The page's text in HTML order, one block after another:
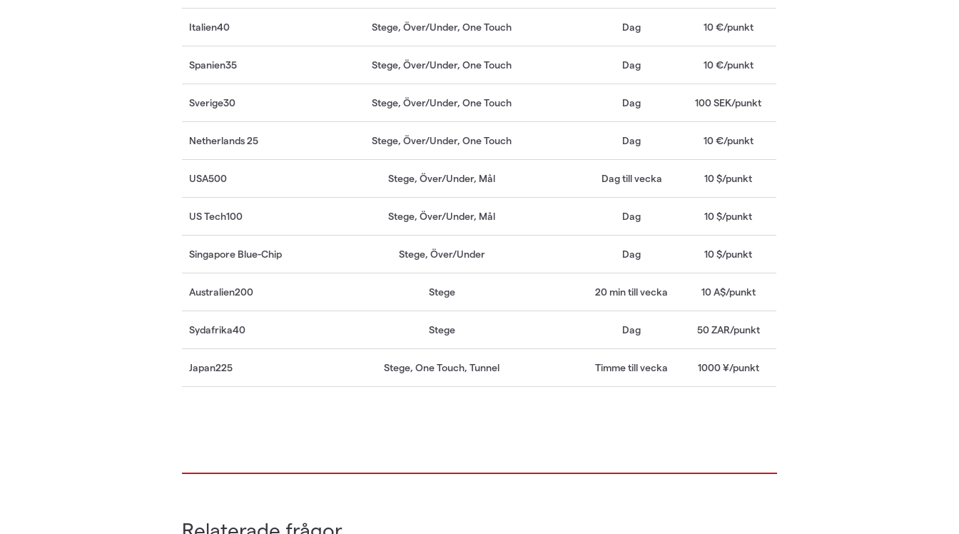
Italien40 Stege, Över/Under, One Touch Dag 10€/punkt
Spanien35 Stege, Över/Under, One Touch Dag 10€/punkt
Sverige30 Stege, Över/Under, One Touch Dag 100SEK/punkt
Netherlands 25 Stege, Över/Under, One Touch Dag 10€/punkt
USA500 Stege, Över/Under, Mål Dag till vecka 10 $/punkt
US Tech100 Stege, Över/Under, Mål Dag 10 $/punkt
Singapore Blue-Chip Stege, Över/Under Dag 10 $/punkt
Australien200 Stege 20 min till vecka 10A$/punkt
Sydafrika40 Stege Dag 50ZAR/punkt
Japan225 Stege, One Touch, Tunnel Timme till vecka 1000¥/punkt